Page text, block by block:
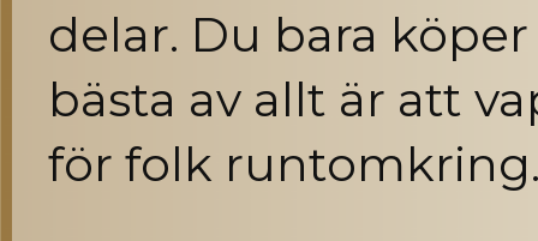
delar. Du bara
bästa av allt är att
för folk